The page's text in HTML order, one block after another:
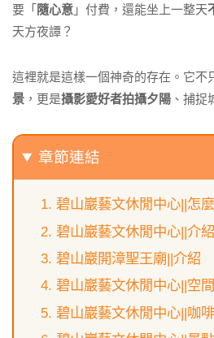
要「隨心意 」付費，還能坐上一整天
天方夜譚？
這裡就是這樣一個神奇的存在。它不
景 ，更是攝影愛好者拍攝夕陽 、捕捉
章節連結
碧山巖藝文休閒中心||怎
碧山巖藝文休閒中心||介紹
碧山巖開漳聖王廟||介紹
碧山巖藝文休閒中心||空間
碧山巖藝文休閒中心||咖